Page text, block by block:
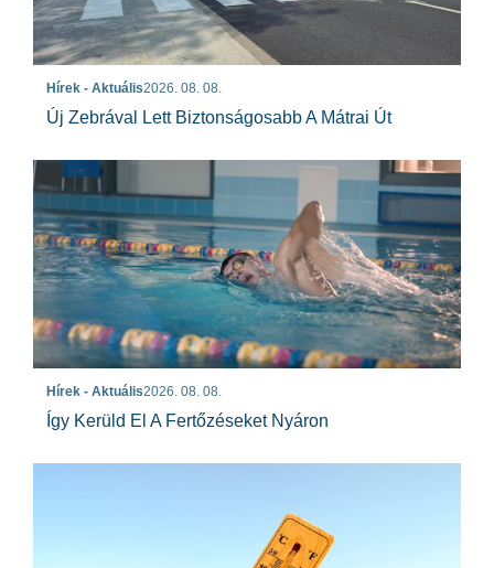
Hírek - Aktuális2026. 08. 08.
Új Zebrával Lett Biztonságosabb A Mátrai Út
Hírek - Aktuális2026. 08. 08.
Így Kerüld El A Fertőzéseket Nyáron